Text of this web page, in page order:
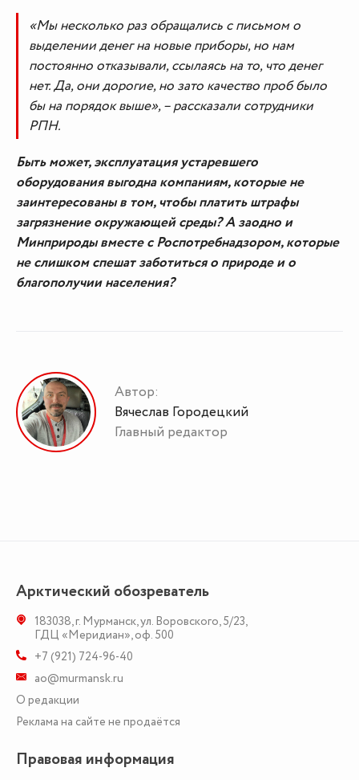
«Мы несколько раз обращались с письмом о
выделении денег на новые приборы, но нам
постоянно отказывали, ссылаясь на то, что денег
нет. Да, они дорогие, но зато качество проб было
бы на порядок выше», – рассказали сотрудники
РПН.
Быть может, эксплуатация устаревшего
оборудования выгодна компаниям, которые не
заинтересованы в том, чтобы платить штрафы
загрязнение окружающей среды? А заодно и
Минприроды вместе с Роспотребнадзором, которые
не слишком спешат заботиться о природе и о
благополучии населения?
Автор:
Вячеслав Городецкий
Главный редактор
Арктический обозреватель
183038,г. Мурманск,ул. Воровского, 5/23,
ГДЦ «Меридиан», оф. 500
+7 (921) 724-96-40
ao@murmansk.ru
О редакции
Реклама на сайте не продаётся
Правовая информация